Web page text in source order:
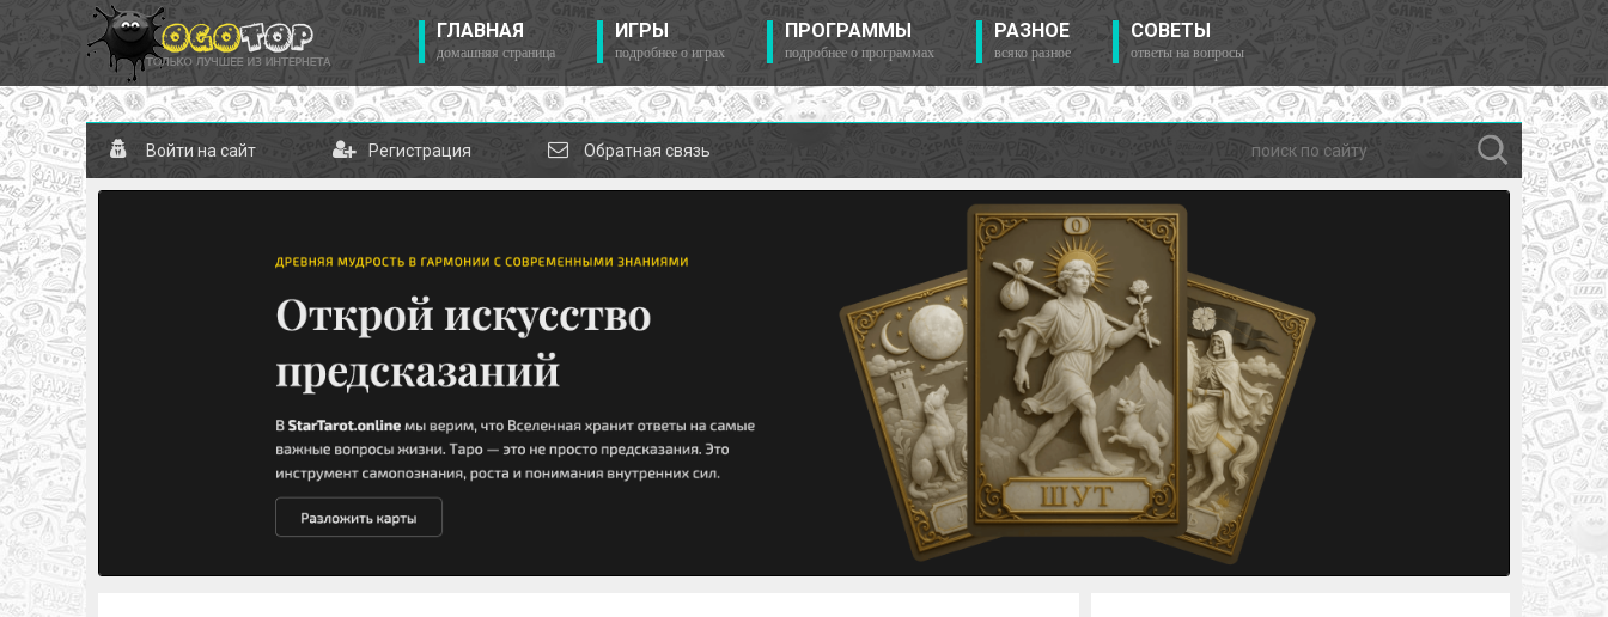
ГЛАВНАЯ
домашняя страница
ИГРЫ
подробнее о играх
ПРОГРАММЫ
подробнее о программах
РАЗНОЕ
всяко разное
СОВЕТЫ
ответы на вопросы
Войти на сайт Регистрация Обратная связь